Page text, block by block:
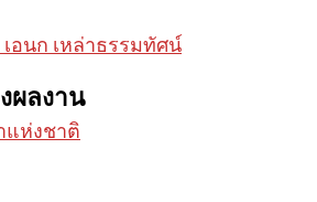
อนก เหล่าธรรมทัศน์
ผลงาน
แห่งชาติ